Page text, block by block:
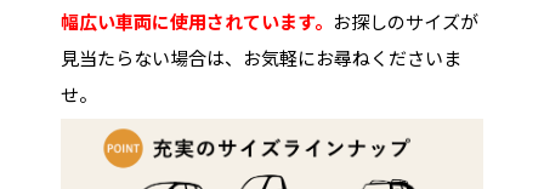
幅広い車両に使用されています。 お探しのサイズが
見当たらない場合は、お気軽にお尋ねくださいま
せ。